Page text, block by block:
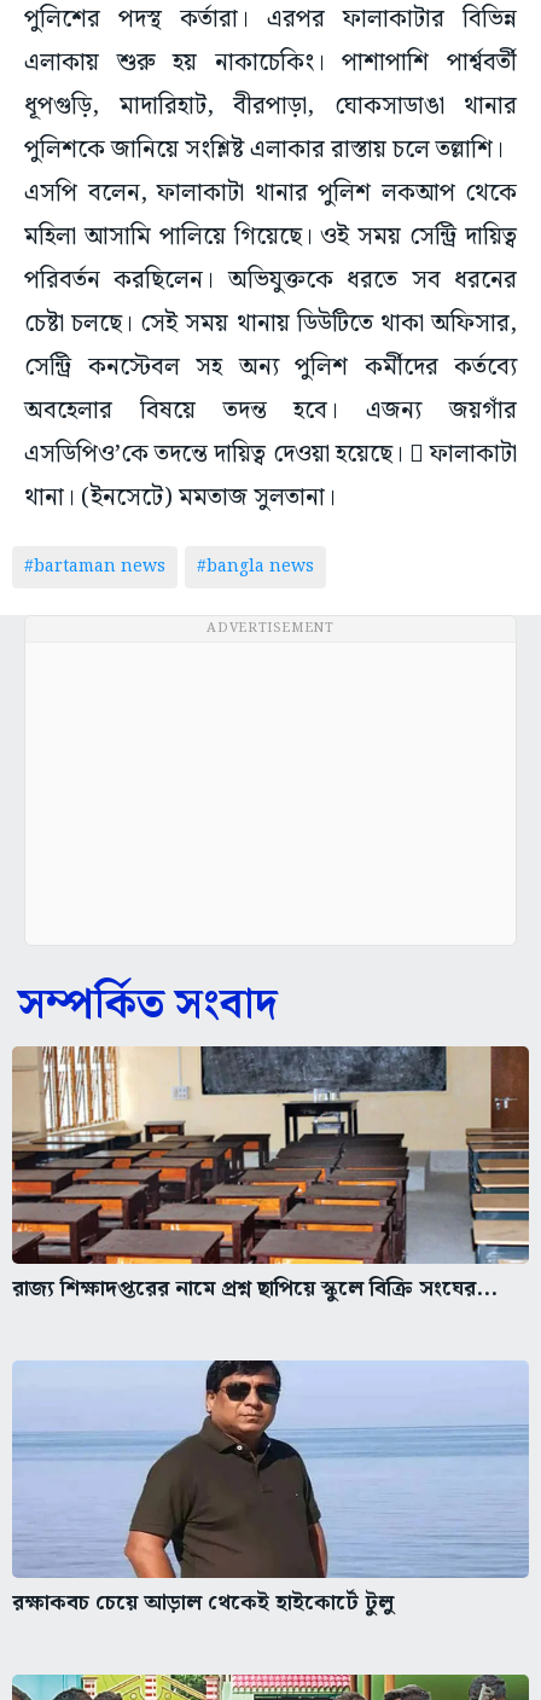
পুলিশের পদস্থ কর্তারা। এরপর ফালাকাটার বিভিন্ন
এলাকায় শুরু হয় নাকাচেকিং। পাশাপাশি পার্শ্ববর্তী
ধূপগুড়ি, মাদারিহাট, বীরপাড়া, ঘোকসাডাঙা থানার
পুলিশকে জানিয়ে সংশ্লিষ্ট এলাকার রাস্তায় চলে তল্লাশি।
এসপি বলেন, ফালাকাটা থানার পুলিশ লকআপ থেকে
মহিলা আসামি পালিয়ে গিয়েছে। ওই সময় সেন্ট্রি দায়িত্ব
পরিবর্তন করছিলেন। অভিযুক্তকে ধরতে সব ধরনের
চেষ্টা চলছে। সেই সময় থানায় ডিউটিতে থাকা অফিসার,
সেন্ট্রি কনস্টেবল সহ অন্য পুলিশ কর্মীদের কর্তব্যে
অবহেলার বিষয়ে তদন্ত হবে। এজন্য জয়গাঁর
এসডিপিও’কে তদন্তে দায়িত্ব দেওয়া হয়েছে।  ফালাকাটা
থানা। (ইনসেটে) মমতাজ সুলতানা।
#bartaman news #bangla news
ADVERTISEMENT
সম্পর্কিত সংবাদ
রাজ্য শিক্ষাদপ্তরের নামে প্রশ্ন ছাপিয়ে স্কুলে বিক্রি সংঘের...
রক্ষাকবচ চেয়ে আড়াল থেকেই হাইকোর্টে টুলু